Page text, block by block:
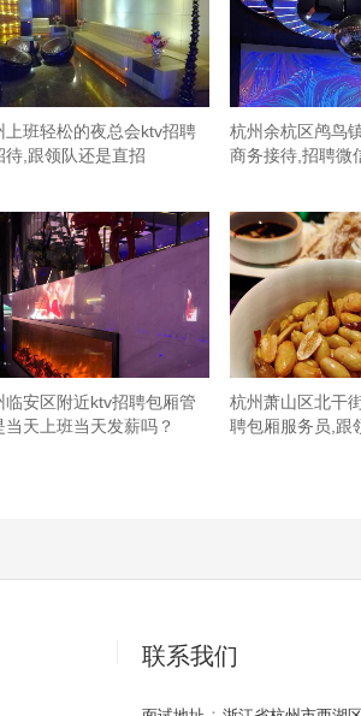
还ok唯一的不足时是话筒的声音调了也没
的hhhh）,泰式炒米粉第一口觉得一般般但
炒花生另外加几粒鸡脆骨给你太不值得了
是没有一个好吃的,珍珠奶茶就是外面奶茶
知道怎么形容配不上这个价位吧,无骨凤爪
般的味道点了趁热吃冷了不好吃,西瓜汁
来再吃的,,杭州桐庐县城南街道附近夜总会
牧歌真的会常来，地段也好，小时候一直
牧歌也是很久没有踏进去过了。音效一直
好来歇斯底里一下的。,
上班轻松的夜总会ktv招聘
待,跟领队还是直招
杭州余杭区鸬鸟
商务接待,招聘微
临安区附近ktv招聘包厢管
当天上班当天发薪吗？
杭州萧山区北干
聘包厢服务员,跟
联系我们